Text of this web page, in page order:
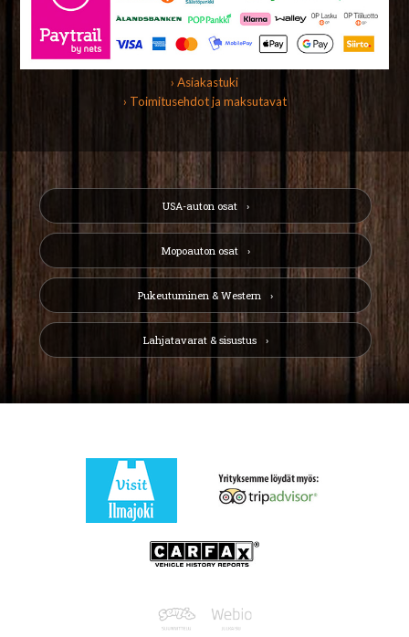
› Asiakastuki
› Toimitusehdot ja maksutavat
USA-auton osat
Mopoauton osat
Pukeutuminen & Western
Lahjatavarat & sisustus